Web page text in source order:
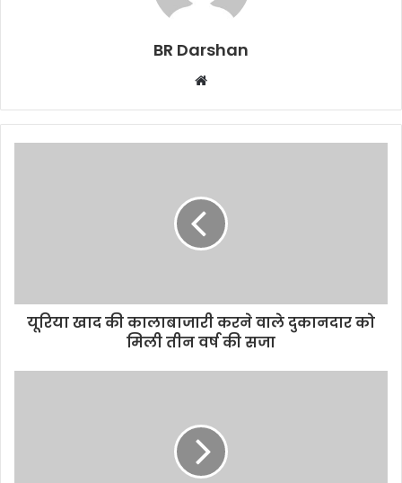
BR Darshan
b
s
e
यूरिया खाद की कालाबाजारी करने वाले दुकानदार को
मिली तीन वर्ष की सजा